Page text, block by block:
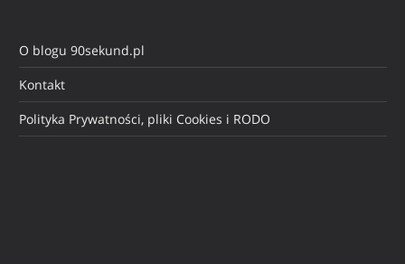
O blogu 90sekund.pl
Kontakt
Polityka Prywatności, pliki Cookies i RODO